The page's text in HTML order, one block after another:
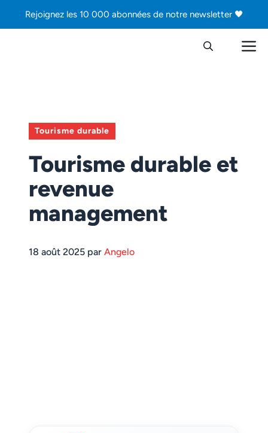
Rejoignez les 10 000 abonnées de notre newsletter 🖤
Tourisme durable
Tourisme durable et
revenue
management
18 août 2025 par Angelo